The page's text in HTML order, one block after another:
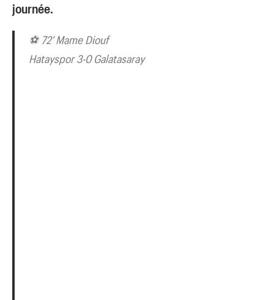
journée.
⚽ 72′ Mame Diouf
Hatayspor 3-0 Galatasaray